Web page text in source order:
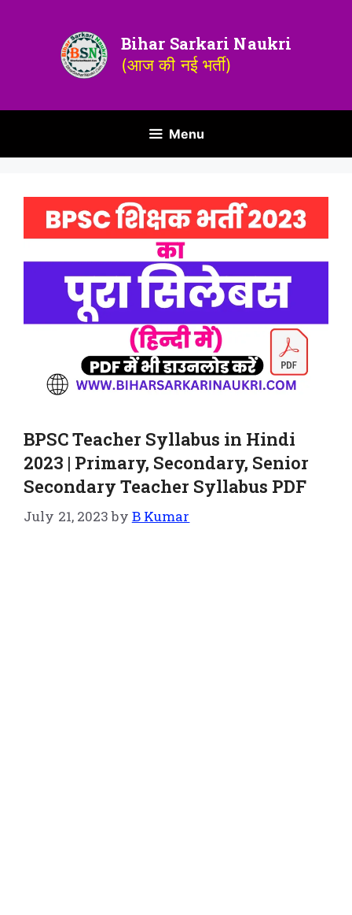
Bihar Sarkari Naukri
(आज की नई भर्ती)
Menu
BPSC Teacher Syllabus in Hindi
2023 | Primary, Secondary, Senior
Secondary Teacher Syllabus PDF
July 21, 2023 by B Kumar